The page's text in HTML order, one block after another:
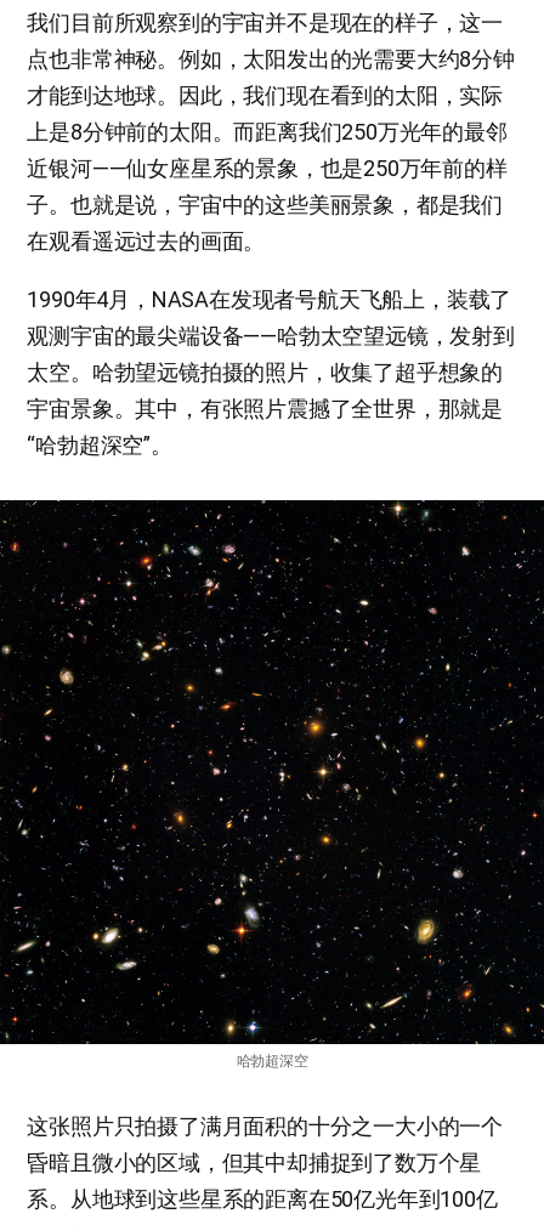
我们目前所观察到的宇宙并不是现在的样子，这一
点也非常神秘。例如，太阳发出的光需要大约8分钟
才能到达地球。因此，我们现在看到的太阳，实际
上是8分钟前的太阳。而距离我们250万光年的最邻
近银河——仙女座星系的景象，也是250万年前的样
子。也就是说，宇宙中的这些美丽景象，都是我们
在观看遥远过去的画面。
1990年4月，NASA在发现者号航天飞船上，装载了
观测宇宙的最尖端设备——哈勃太空望远镜，发射到
太空。哈勃望远镜拍摄的照片，收集了超乎想象的
宇宙景象。其中，有张照片震撼了全世界，那就是
“哈勃超深空”。
哈勃超深空
这张照片只拍摄了满月面积的十分之一大小的一个
昏暗且微小的区域，但其中却捕捉到了数万个星
系。从地球到这些星系的距离在50亿光年到100亿